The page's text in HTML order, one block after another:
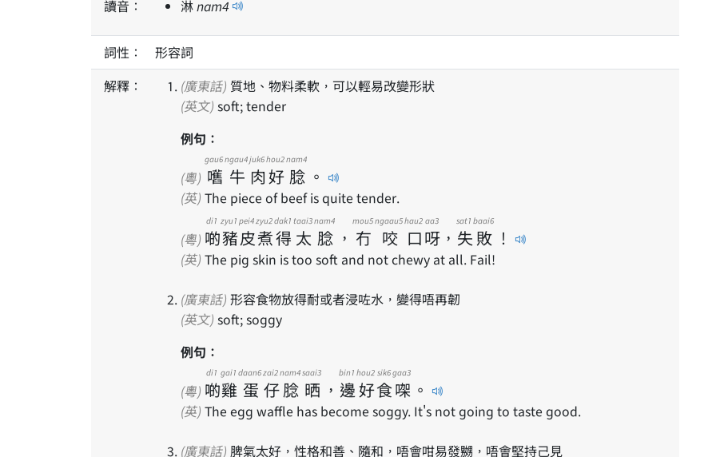
讀音：
淋nam4
詞性：
形容詞
解釋：
(廣東話) 質地、物料柔軟，可以輕易改變形狀
(英文) soft; tender
例句：
(粵) 嚿
gau6
牛
ngau4
肉
juk6
好
hou2
腍
nam4
。
(英) The piece of beef is quite tender.
(粵) 啲
di1
豬
zyu1
皮
pei4
煮
zyu2
得
dak1
太
taai3
腍
nam4
， 冇
mou5
咬
ngaau5
口
hau2
呀
aa3
， 失
sat1
敗
baai6
！
(英) The pig skin is too soft and not chewy at all. Fail!
(廣東話) 形容食物放得耐或者浸咗水，變得唔再韌
(英文) soft; soggy
例句：
(粵) 啲
di1
雞
gai1
蛋
daan6
仔
zai2
腍
nam4
晒
saai3
， 邊
bin1
好
hou2
食
sik6
㗎
gaa3
。
(英) The egg waffle has become soggy. It's not going to taste good.
(廣東話) 脾氣太好，性格和善、隨和，唔會咁易發嬲，唔會堅持己見